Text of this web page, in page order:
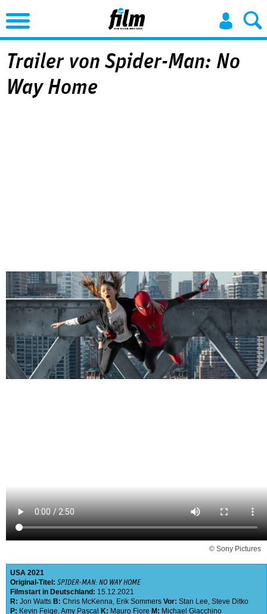
Jump to Navigation
Trailer von Spider-Man: No
Way Home
© Sony Pictures
USA 2021
Original-Titel: SPIDER-MAN: NO WAY HOME
Filmstart in Deutschland: 15.12.2021
R: Jon Watts B: Chris McKenna, Erik Sommers Vor: Stan Lee, Steve Ditko
P: Kevin Feige,Amy Pascal K: Mauro Fiore M: Michael Giacchino